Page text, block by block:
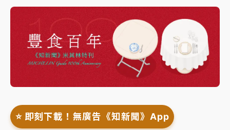
⭐️ 即刻下載！無廣告《知新聞》App